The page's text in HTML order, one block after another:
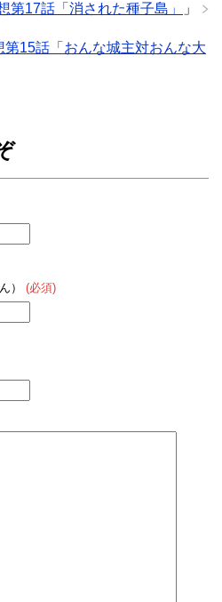
第17話「消された種子島」 」
15話「おんな城主対おんな大
） (必須)